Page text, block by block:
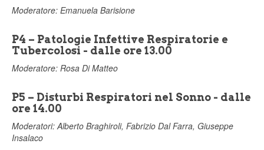
Moderatore: Emanuela Barisione
P4 – Patologie Infettive Respiratorie e
Tubercolosi - dalle ore 13.00
Moderatore: Rosa Di Matteo
P5 – Disturbi Respiratori nel Sonno - dalle
ore 14.00
Moderatori: Alberto Braghiroli, Fabrizio Dal Farra, Giuseppe
Insalaco